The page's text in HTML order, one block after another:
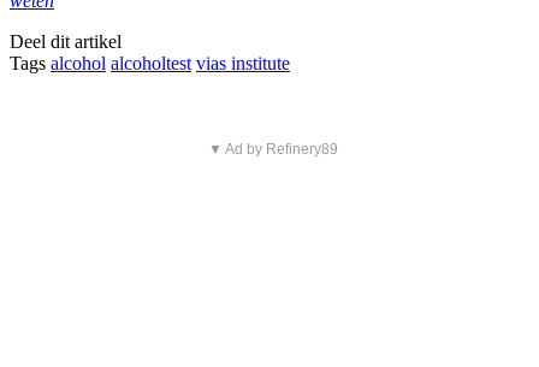
Deel dit artikel
Tags alcohol alcoholtest vias institute
▼ Ad by Refinery89